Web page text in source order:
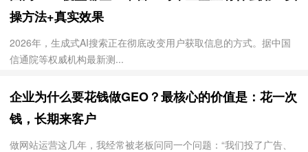
操方法+真实效果
2026年，生成式AI搜索正在彻底改变用户获取信息的方式。据中国
信通院等权威机构最新测...
企业为什么要花钱做GEO？最核心的价值是：花一次
钱，长期来客户
做网站运营这几年，我经常被老板问同一个问题：“我们投了广告、